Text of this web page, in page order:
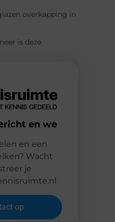
overkapping in
is deze
en we
en een
Wacht
je
op